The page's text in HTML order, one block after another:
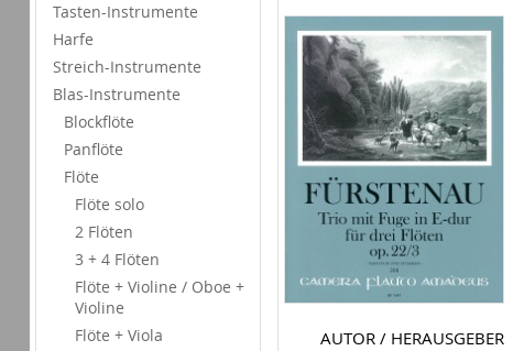
Tasten-Instrumente
Harfe
Streich-Instrumente
Blas-Instrumente
Blockflöte
Panflöte
Flöte
Flöte solo
2 Flöten
3 + 4 Flöten
Flöte + Violine / Oboe +
Violine
Flöte + Viola
AUTOR / HERAUSGEBER